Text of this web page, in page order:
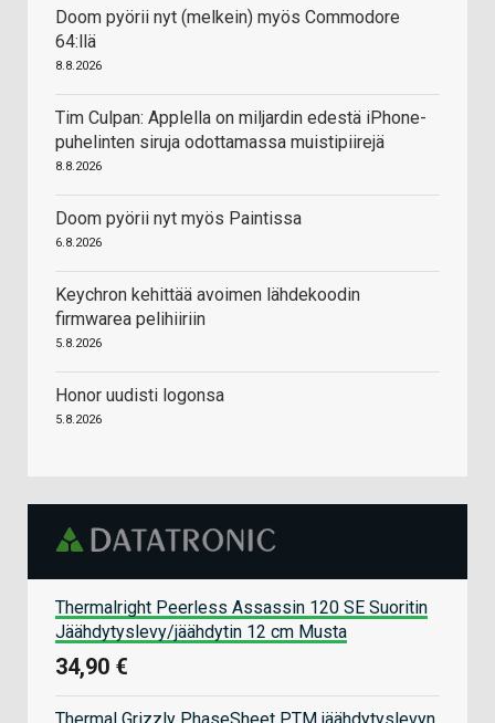
Doom pyörii nyt (melkein) myös Commodore
64:llä
8.8.2026
Tim Culpan: Applella on miljardin edestä iPhone-
puhelinten siruja odottamassa muistipiirejä
8.8.2026
Doom pyörii nyt myös Paintissa
6.8.2026
Keychron kehittää avoimen lähdekoodin
firmwarea pelihiiriin
5.8.2026
Honor uudisti logonsa
5.8.2026
Thermalright Peerless Assassin 120 SE Suoritin
Jäähdytyslevy/jäähdytin 12 cm Musta
34,90 €